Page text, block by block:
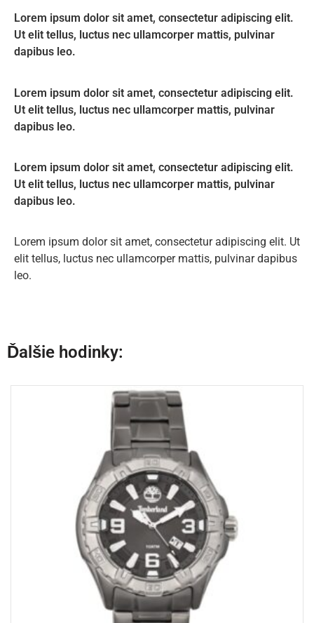
Lorem ipsum dolor sit amet, consectetur adipiscing elit.
Ut elit tellus, luctus nec ullamcorper mattis, pulvinar
dapibus leo.
Lorem ipsum dolor sit amet, consectetur adipiscing elit.
Ut elit tellus, luctus nec ullamcorper mattis, pulvinar
dapibus leo.
Lorem ipsum dolor sit amet, consectetur adipiscing elit.
Ut elit tellus, luctus nec ullamcorper mattis, pulvinar
dapibus leo.
Lorem ipsum dolor sit amet, consectetur adipiscing elit. Ut
elit tellus, luctus nec ullamcorper mattis, pulvinar dapibus
leo.
Ďalšie hodinky: